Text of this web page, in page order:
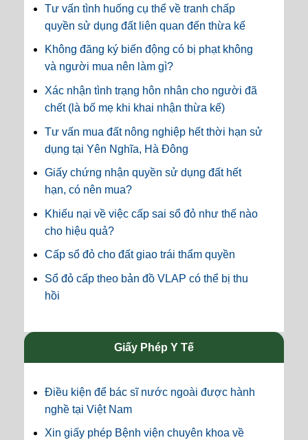
Tư vấn tình huống cụ thể về tranh chấp
quyền sử dụng đất liên quan đến thừa kế
Không đăng ký biến động có bị phạt không
và người mua nên làm gì?
Xác nhận tình trạng hôn nhân cho người đã
chết (là bố mẹ khi khai nhận thừa kế)
Tư vấn mua đất nông nghiệp hết thời hạn sử
dụng tại Yên Nghĩa, Hà Đông
Giấy chứng nhận quyền sử dụng đất hết
hạn, có nên mua?
Khiếu nại về việc cấp sai sổ đỏ như thế nào
cho hiệu quả?
Cấp sổ đỏ cho đất giao trái thẩm quyền
Sổ đỏ cấp theo bản đồ VLAP có thể bị thu
hồi
Giấy Phép Y Tế
Điều kiện để bác sĩ nước ngoài được hành
nghề tại Việt Nam
Xin giấy phép Bệnh viện chuyên khoa về